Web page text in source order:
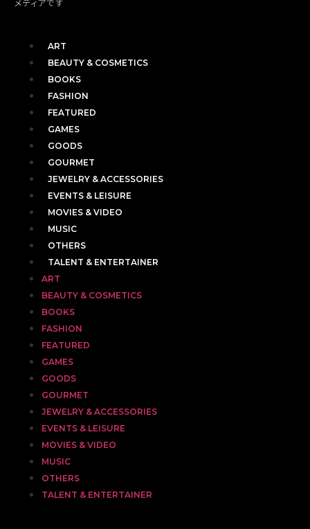
ART
BEAUTY & COSMETICS
BOOKS
FASHION
FEATURED
GAMES
GOODS
GOURMET
JEWELRY & ACCESSORIES
EVENTS & LEISURE
MOVIES & VIDEO
MUSIC
OTHERS
TALENT & ENTERTAINER
ART
BEAUTY & COSMETICS
BOOKS
FASHION
FEATURED
GAMES
GOODS
GOURMET
JEWELRY & ACCESSORIES
EVENTS & LEISURE
MOVIES & VIDEO
MUSIC
OTHERS
TALENT & ENTERTAINER